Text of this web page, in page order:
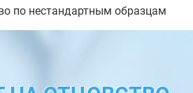
по нестандартным образцам